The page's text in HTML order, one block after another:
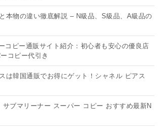
本物の違い徹底解説 – N級品、S級品、A級品の
コピー通販サイト紹介：初心者も安心の優良店
コピー代引き
は韓国通販でお得にゲット！シャネル ピアス
サブマリーナー スーパー コピー おすすめ最新N